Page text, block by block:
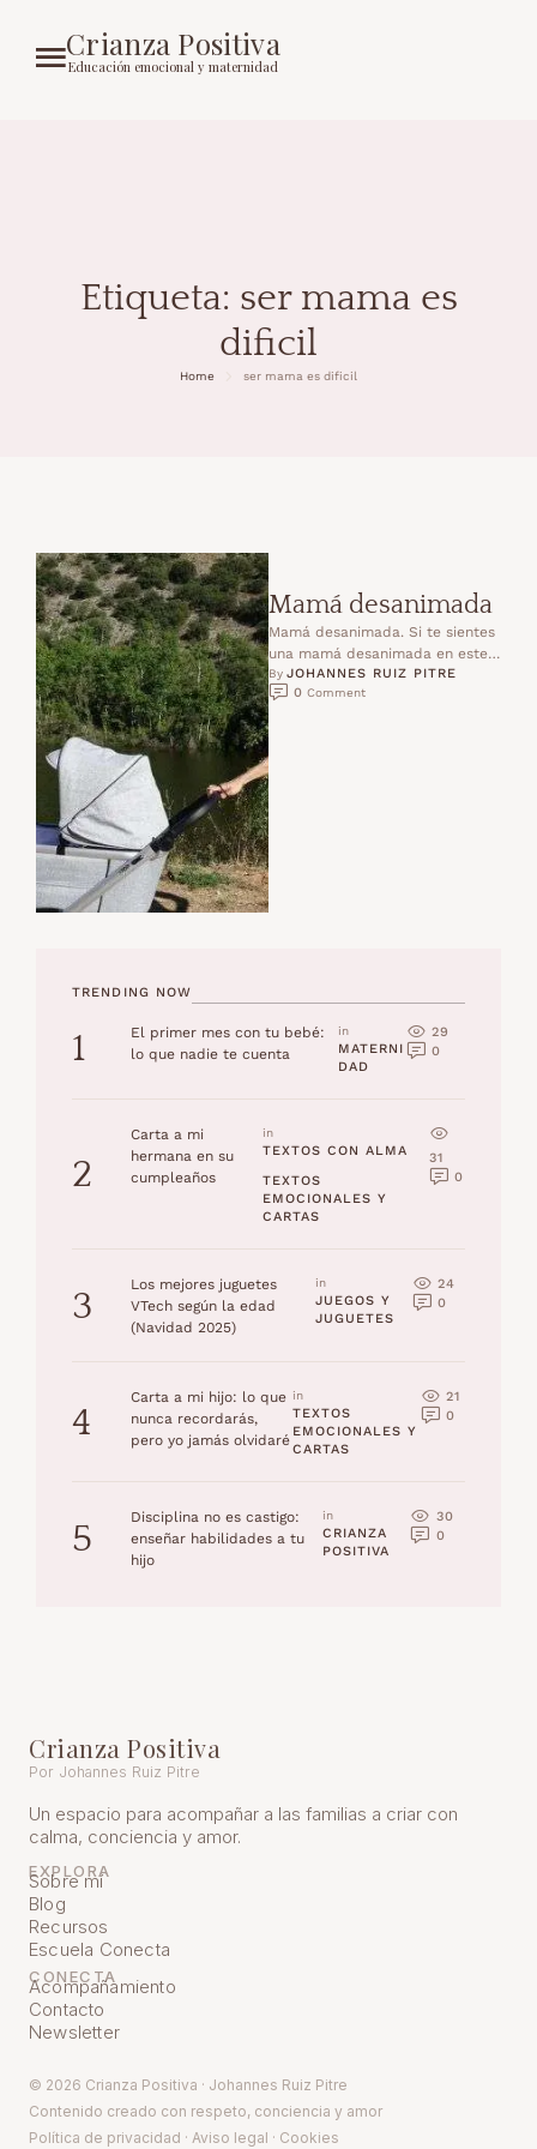
Crianza Positiva
Educación emocional y maternidad
Etiqueta: ser mama es
dificil
Home ser mama es dificil
Mamá desanimada
Mamá desanimada. Si te sientes
una mamá desanimada en este
momento, este cambio de
mentalidad te ayudará a …
By JOHANNES RUIZ PITRE
0 Comment
TRENDING NOW
1
El primer mes con tu bebé:
lo que nadie te cuenta
in
MATERNI
DAD
29
0
2
Carta a mi
hermana en su
cumpleaños
in
TEXTOS CON ALMA
TEXTOS
EMOCIONALES Y
CARTAS
31
0
3
Los mejores juguetes
VTech según la edad
(Navidad 2025)
in
JUEGOS Y
JUGUETES
24
0
4
Carta a mi hijo: lo que
nunca recordarás,
pero yo jamás olvidaré
in
TEXTOS
EMOCIONALES Y
CARTAS
21
0
5
Disciplina no es castigo:
enseñar habilidades a tu
hijo
in
CRIANZA
POSITIVA
30
0
Crianza Positiva
Por Johannes Ruiz Pitre
Un espacio para acompañar a las familias a criar con
calma, conciencia y amor.
EXPLORA
Sobre mí
Blog
Recursos
Escuela Conecta
CONECTA
Acompañamiento
Contacto
Newsletter
© 2026 Crianza Positiva · Johannes Ruiz Pitre
Contenido creado con respeto, conciencia y amor
Política de privacidad · Aviso legal · Cookies